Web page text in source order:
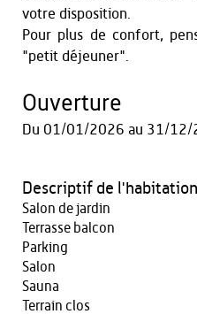
votre disposition.
Pour plus de confort,
"petit déjeuner".
Ouverture
Du 01/01/2026 au 31/12/
Descriptif de l'habitation
Salon de jardin
Terrasse balcon
Parking
Salon
Sauna
Terrain clos